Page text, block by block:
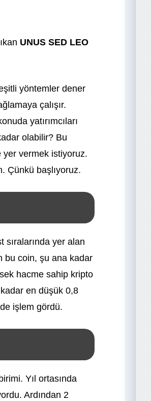
UNUS SED LEO
yöntemler dener
çalışır.
yatırımcıları
olabilir? Bu
yer vermek istiyoruz.
Çünkü başlıyoruz.
yer alan
bu coin, şu ana kadar
hacme sahip kripto
en düşük 0,8
işlem gördü.
Yıl ortasında
Ardından 2